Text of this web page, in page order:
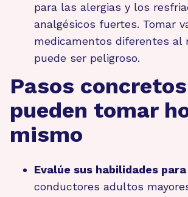
para las alergias y los
analgésicos fuertes. Tomar
medicamentos diferentes al
puede ser peligroso.
Pasos
pueden tomar
mismo
Evalúe sus habilidades
conductores adultos